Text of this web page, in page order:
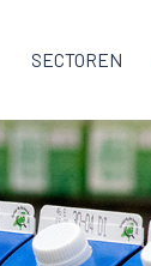
SECTOREN